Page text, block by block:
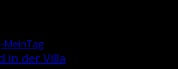
MeinTag
in der Villa